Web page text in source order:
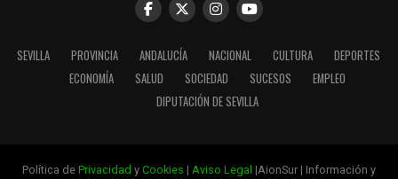
SEVILLA PROVINCIA ANDALUCÍA NACIONAL CULTURA
DEPORTES
ECONOMÍA
SALUD SOCIEDAD SUCESOS
EMPLEO
DIPUTACIÓN DE SEVILLA
Política de Privacidad y Cookies | Aviso Legal |AionSur | Información y